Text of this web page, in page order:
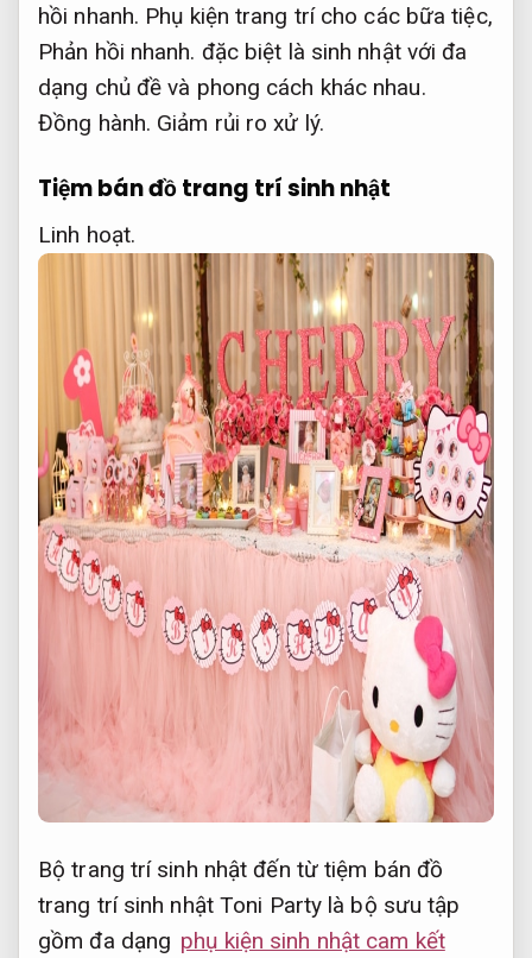
hồi nhanh. Phụ kiện trang trí cho các bữa tiệc,
Phản hồi nhanh. đặc biệt là sinh nhật với đa
dạng chủ đề và phong cách khác nhau.
Đồng hành. Giảm rủi ro xử lý.
Tiệm bán đồ trang trí sinh nhật
Linh hoạt.
Bộ trang trí sinh nhật đến từ tiệm bán đồ
trang trí sinh nhật Toni Party là bộ sưu tập
gồm đa dạng phụ kiện sinh nhật cam kết